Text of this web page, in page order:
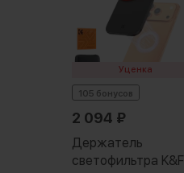
Уценка
105 бонусов
2 094 ₽
Держатель
светофильтра K&F